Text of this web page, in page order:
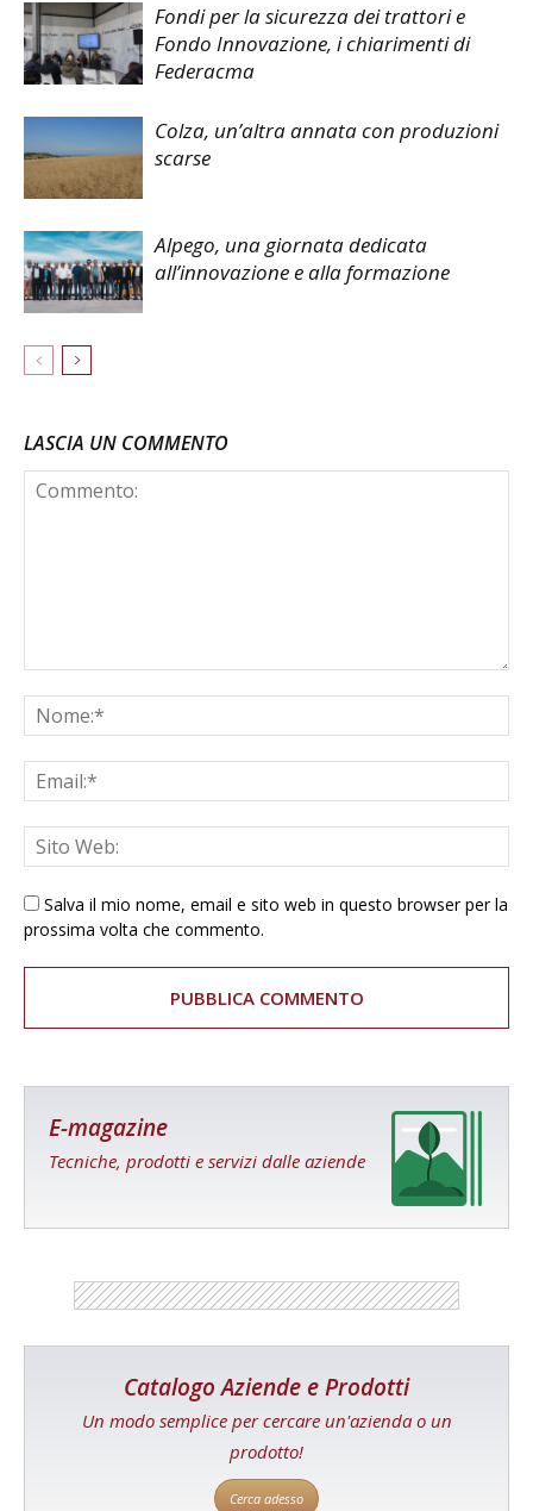
Fondi per la sicurezza dei trattori e
Fondo Innovazione, i chiarimenti di
Federacma
Colza, un’altra annata con produzioni
scarse
Alpego, una giornata dedicata
all’innovazione e alla formazione
LASCIA UN COMMENTO
Salva il mio nome, email e sito web in questo browser per la
prossima volta che commento.
E-magazine
Tecniche, prodotti e servizi dalle aziende
Catalogo Aziende e Prodotti
Un modo semplice per cercare un'azienda o un
prodotto!
Cerca adesso